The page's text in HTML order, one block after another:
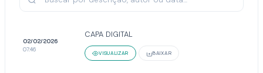
02/02/2026
07:46
CAPA DIGITAL
VISUALIZAR BAIXAR